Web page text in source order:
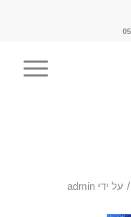
/ על ידי admin